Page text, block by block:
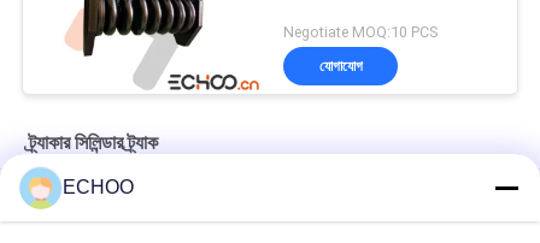
Negotiate MOQ:10 PCS
যোগাযোগ
ট্র্যাকার সিলিন্ডার ট্র্যাক
দৃঢ় চাপ প্রতিরোধের ফোর্জিং প্রক্রিয়া সঙ্গে ট্র্যাক Tensioner সিলিন্ডার
ECHOO